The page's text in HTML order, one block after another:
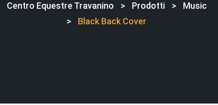
Centro Equestre Travanino > Prodotti >
Music
>
Black Back Cover